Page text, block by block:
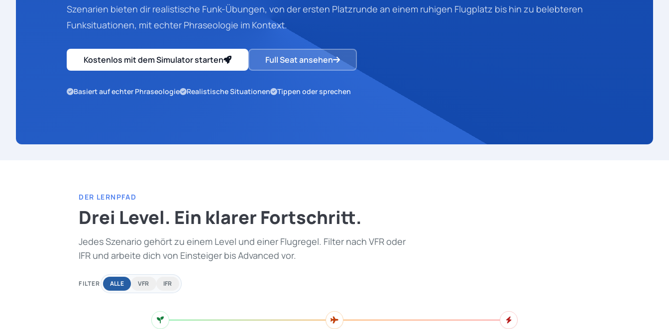
Szenarien bieten dir realistische Funk-Übungen, von der ersten Platzrunde an einem ruhigen Flugplatz bis hin zu belebteren
Funksituationen, mit echter Phraseologie im Kontext.
Kostenlos mit dem Simulator starten Full Seat ansehen
Basiert auf echter Phraseologie Realistische Situationen Tippen oder sprechen
DER LERNPFAD
Drei Level. Ein klarer Fortschritt.
Jedes Szenario gehört zu einem Level und einer Flugregel. Filter nach VFR oder
IFR und arbeite dich von Einsteiger bis Advanced vor.
FILTER ALLE VFR IFR